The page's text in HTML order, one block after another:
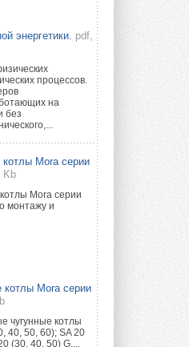
состоялось
в
и лыжном
...
магазин
энергетики. pdf,
процессов.
на
без
котлы Mora серии
Kb
Mora серии
монтажу и
котлы Mora серии
чугунные котлы
40, 50, 60); SA 20
(30, 40, 50) G....